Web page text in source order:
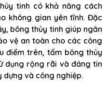
tinh có khả năng cách
không gian yên tĩnh. Đặc
bông thủy tinh giúp ngăn
vệ an toàn cho các công
điểm trên, tấm bông thủy
dụng rộng rãi và đáng tin
và công nghiệp.